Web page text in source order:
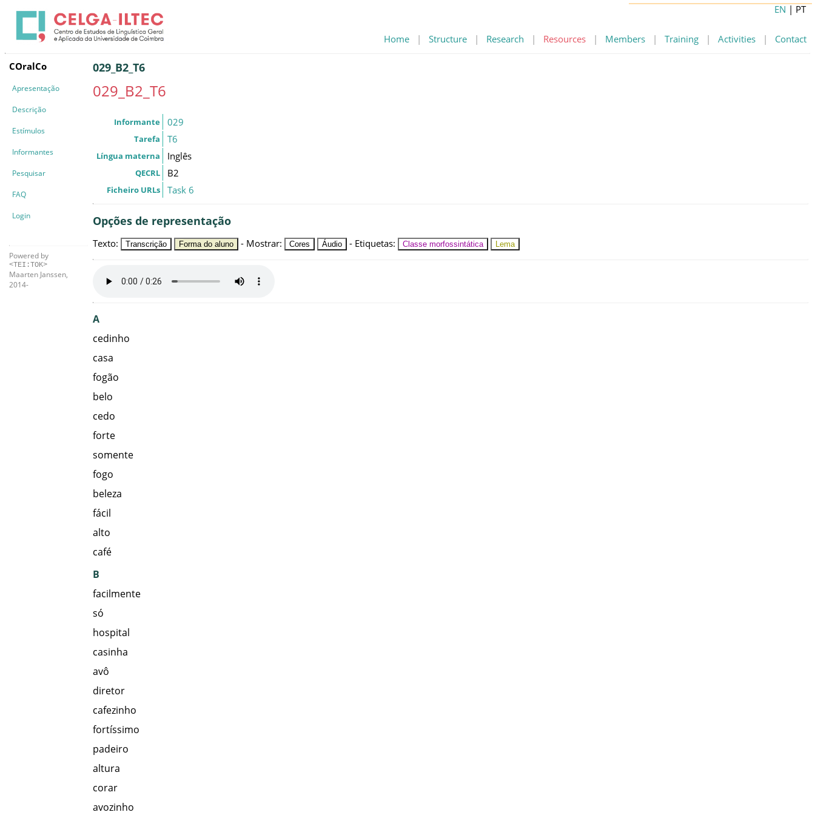
Home | Structure | Research | Resources | Members | Training | Activities | Contact
EN | PT
COralCo
Apresentação
Descrição
Estímulos
Informantes
Pesquisar
FAQ
Login
Powered by
<TEI:TOK>
Maarten Janssen,
2014-
029_B2_T6
029_B2_T6
Informante 029
Tarefa T6
Língua materna Inglês
QECRL B2
Ficheiro URLs Task 6
Opções de representação
Texto: Transcrição Forma do aluno - Mostrar: Cores Áudio - Etiquetas: Classe morfossintática Lema
A
cedinho
casa
fogão
belo
cedo
forte
somente
fogo
beleza
fácil
alto
café
B
facilmente
só
hospital
casinha
avô
diretor
cafezinho
fortíssimo
padeiro
altura
corar
avozinho